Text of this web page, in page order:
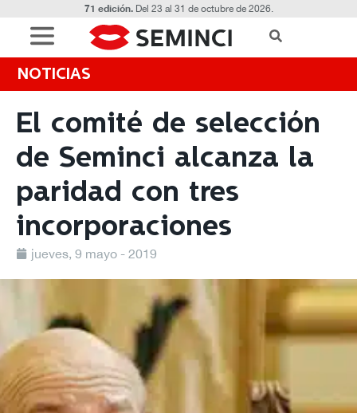
71 edición.Del 23 al 31 de octubre de 2026.
NOTICIAS
El comité de selección
de Seminci alcanza la
paridad con tres
incorporaciones
jueves, 9 mayo - 2019